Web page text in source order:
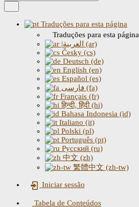
Traduções para esta página
Traduções para esta página
|العربية (ar)
Česky (cs)
Deutsch (de)
English (en)
Español (es)
فارسی (fa)
Français (fr)
हिन्दी, हिंदी (hi)
Bahasa Indonesia (id)
Italiano (it)
Polski (pl)
Português (pt)
Русский (ru)
中文 (zh)
繁體中文 (zh-tw)
Iniciar sessão
Tabela de Conteúdos